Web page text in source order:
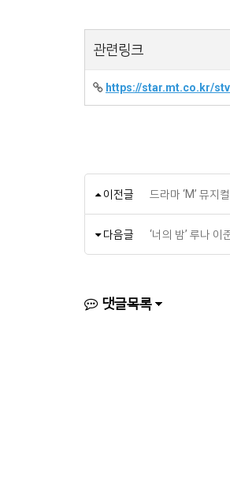
관련링크
https://star.mt.co.kr/
이전글 드라마 ‘M’ 뮤지
다음글 ‘너의 밤’ 루나 이
댓글목록